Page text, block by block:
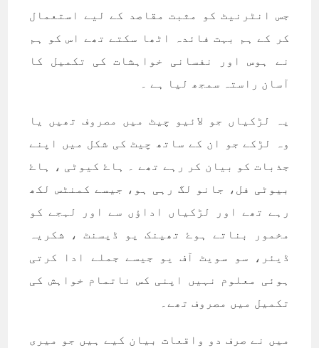
جس انٹرنيٹ کو مثبت مقاصد کے ليے استعمال
کر کے ہم بہت فائدہ اٹھا سکتے تھے اس کو ہم
نے ہوس اور نفسانی خواہشات کی تکميل کا
آسان راستہ سمجھ ليا ہے ۔
يہ لڑکياں جو لائيو چيٹ ميں مصروف تھيں يا
وہ لڑکے جو ان کے ساتھ چيٹ کی شکل ميں اپنے
جذبات کو بيان کر رہے تھے ۔ ہاۓ کيوٹی ، ہاۓ
بيوٹی فل، جانو لگ رہی ہو، جيسے کمنٹس لکھ
رہے تھے اور لڑکياں اداؤں سے اور لہجے کو
مخمور بناتے ہوۓ تھينک يو ڈيسنٹ ، شکريہ
ڈيئر، سو سويٹ آف يو جيسے جملے ادا کرتی
ہوئی معلوم نہيں اپنی کس ناتمام خواہش کی
تکميل ميں مصروف تھے۔
ميں نے صرف دو واقعات بيان کيے ہيں جو ميری